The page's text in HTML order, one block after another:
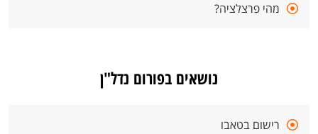
מהי פרצלציה?
נושאים בפורום נדל"ן
רישום בטאבו